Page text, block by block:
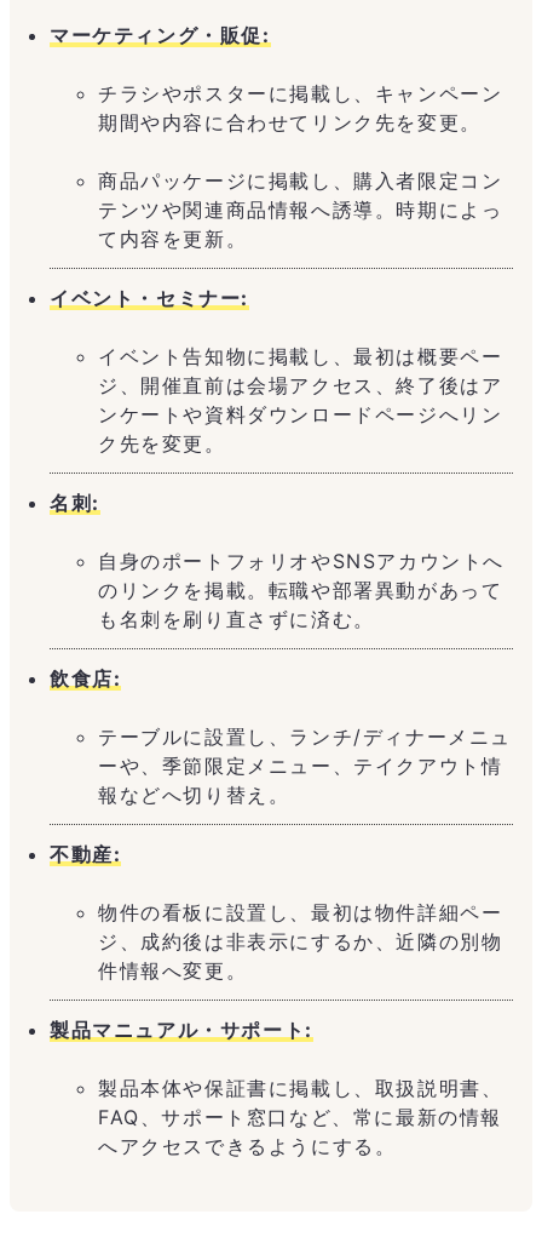
マーケティング・販促:
チラシやポスターに掲載し、キャンペーン
期間や内容に合わせてリンク先を変更。
商品パッケージに掲載し、購入者限定コン
テンツや関連商品情報へ誘導。時期によっ
て内容を更新。
イベント・セミナー:
イベント告知物に掲載し、最初は概要ペー
ジ、開催直前は会場アクセス、終了後はア
ンケートや資料ダウンロードページへリン
ク先を変更。
名刺:
自身のポートフォリオやSNSアカウントへ
のリンクを掲載。転職や部署異動があって
も名刺を刷り直さずに済む。
飲食店:
テーブルに設置し、ランチ/ディナーメニュ
ーや、季節限定メニュー、テイクアウト情
報などへ切り替え。
不動産:
物件の看板に設置し、最初は物件詳細ペー
ジ、成約後は非表示にするか、近隣の別物
件情報へ変更。
製品マニュアル・サポート:
製品本体や保証書に掲載し、取扱説明書、
FAQ、サポート窓口など、常に最新の情報
へアクセスできるようにする。